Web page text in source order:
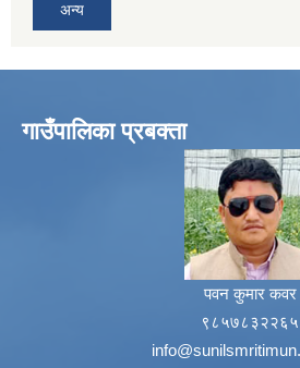
अन्य
गाउँपालिका प्रबक्ता
पवन कुमार कवर
९८५७८३२२६५